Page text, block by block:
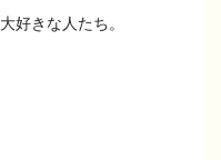
好きな人たち。